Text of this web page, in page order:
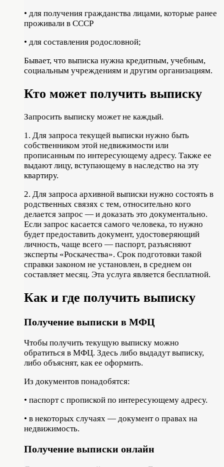
• для получения гражданства лицами, которые ранее
проживали в СССР
• для составления родословной;
Бывает, что выписка нужна кредитным, учебным,
социальным учреждениям и другим организациям.
Кто может получить выписку
Запросить выписку может не каждый.
1. Для запроса текущей выписки нужно быть
собственником этой недвижимости или
прописанным по интересующему адресу. Также ее
выдают лицу, вступающему в наследство на эту
квартиру.
2. Для запроса архивной выписки нужно состоять в
родственных связях с тем, относительно кого
делается запрос — и доказать это документально.
Если запрос касается самого человека, то нужно
будет предоставить документ, удостоверяющий
личность, чаще всего — паспорт, разъясняют
эксперты «Роскачества». Срок подготовки такой
справки законом не установлен, в среднем он
составляет месяц. Эта услуга является бесплатной.
Как и где получить выписку
Получение выписки в МФЦ
Чтобы получить текущую выписку можно
обратиться в МФЦ. Здесь либо выдадут выписку,
либо объяснят, как ее оформить.
Из документов понадобятся:
• паспорт с пропиской по интересующему адресу.
• в некоторых случаях — документ о правах на
недвижимость.
Получение выписки онлайн